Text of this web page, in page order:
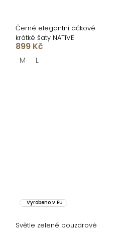
Černé elegantní áčkové
krátké šaty NATIVE
899 Kč
M L
Vyrobeno v EU
Světle zelené pouzdrové